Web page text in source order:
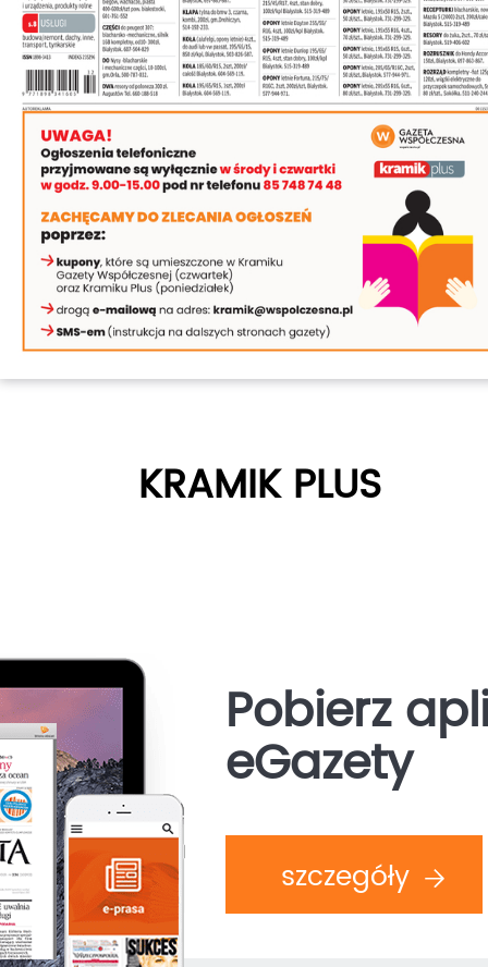
KRAMIK PLUS
Pobierz
eGazety
szczegóły